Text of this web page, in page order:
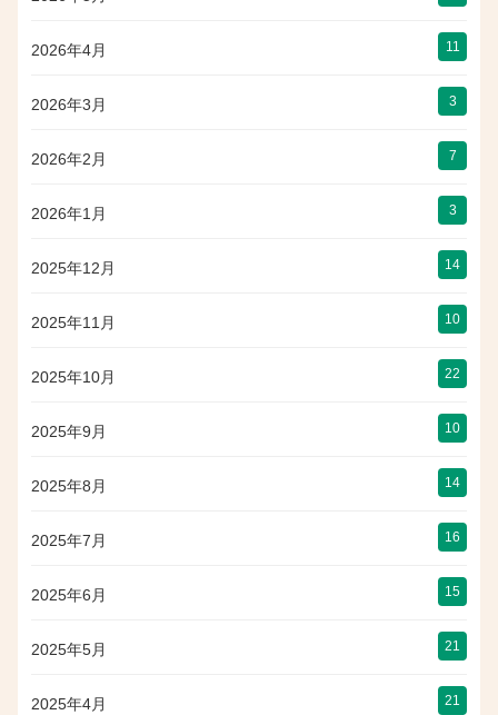
2026年4月 11
2026年3月 3
2026年2月 7
2026年1月 3
2025年12月 14
2025年11月 10
2025年10月 22
2025年9月 10
2025年8月 14
2025年7月 16
2025年6月 15
2025年5月 21
2025年4月 21